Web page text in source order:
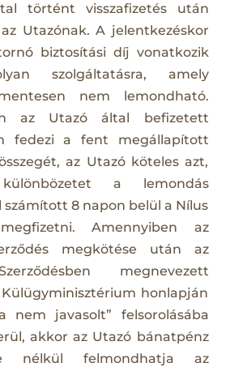
történt visszafizetés után
Utazónak. A jelentkezéskor
biztosítási díj vonatkozik
szolgáltatásra, amely
nem lemondható.
az Utazó által befizetett
fedezi a fent megállapított
az Utazó köteles azt,
a lemondás
8 napon belül a Nílus
Amennyiben az
megkötése után az
megnevezett
honlapján
nem javasolt” felsorolásába
akkor az Utazó bánatpénz
nélkül felmondhatja az